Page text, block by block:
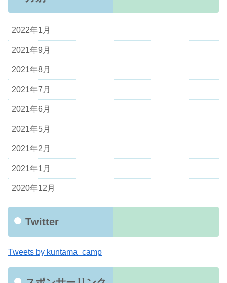
2022年1月
2021年9月
2021年8月
2021年7月
2021年6月
2021年5月
2021年2月
2021年1月
2020年12月
Twitter
Tweets by kuntama_camp